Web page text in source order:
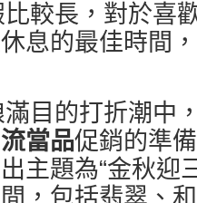
較長，對於喜
息的最佳時間
目的打折潮中
流當品促銷的準
主題為“金秋迎
，包括翡翠、